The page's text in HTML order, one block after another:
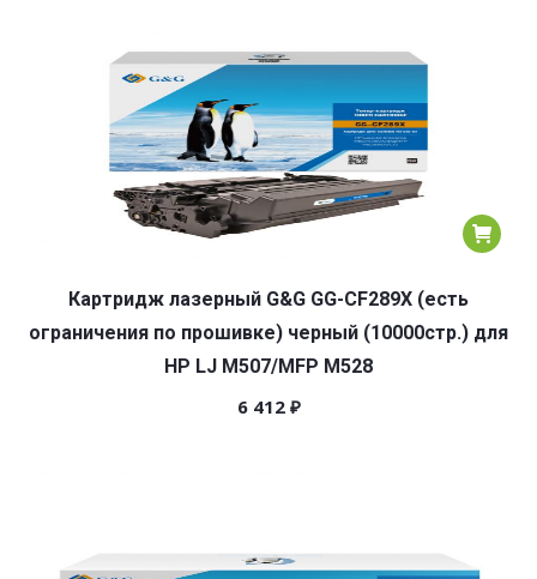
Картридж лазерный G&G GG-CF289X (есть
ограничения по прошивке) черный (10000стр.) для
HP LJ M507/MFP M528
6 412 ₽